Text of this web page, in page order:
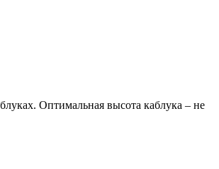
Оптимальная высота каблука – не